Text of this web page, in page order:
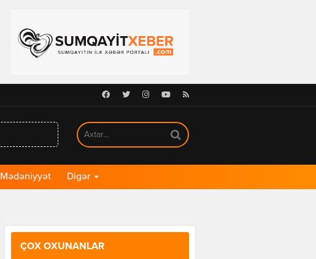
Facebook
TwitterInstagramYoutubeRSS
Mədəniyyət Digər
ÇOX OXUNANLAR